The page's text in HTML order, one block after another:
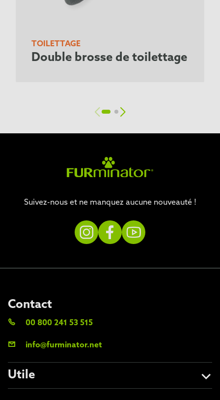
TOILETTAGE
Double brosse de toilettage
Suivez-nous et ne manquez aucune nouveauté !
Utile
Contact
00 800 241 53 515
info@furminator.net